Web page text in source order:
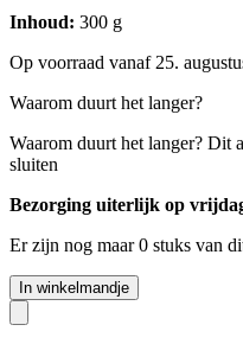
Inhoud: 300 g
Op voorraad vanaf 25.
Waarom duurt het langer?
Waarom duurt het langer? Dit
sluiten
Bezorging uiterlijk op
Er zijn nog maar 0 stuks van
In winkelmandje